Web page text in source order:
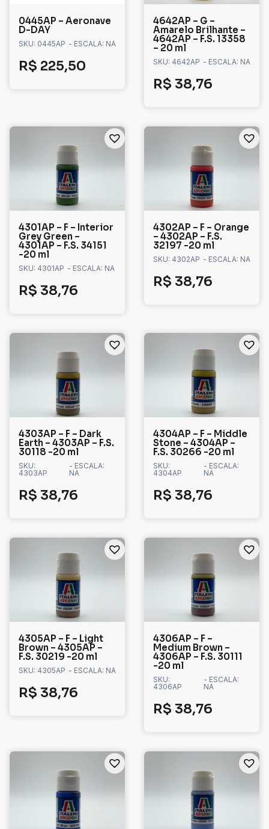
0445AP – Aeronave
D-DAY
SKU: 0445AP - ESCALA: NA
R$ 225,50
4642AP – G –
Amarelo Brilhante –
4642AP – F.S. 13358
– 20 ml
SKU: 4642AP - ESCALA: NA
R$ 38,76
4301AP – F – Interior
Grey Green –
4301AP – F.S. 34151
-20 ml
SKU: 4301AP - ESCALA: NA
R$ 38,76
4302AP – F – Orange
– 4302AP – F.S.
32197 -20 ml
SKU: 4302AP - ESCALA: NA
R$ 38,76
4303AP – F – Dark
Earth – 4303AP – F.S.
30118 -20 ml
SKU:
4303AP
- ESCALA:
NA
R$ 38,76
4304AP – F – Middle
Stone – 4304AP –
F.S. 30266 -20 ml
SKU:
4304AP
- ESCALA:
NA
R$ 38,76
4305AP – F – Light
Brown – 4305AP –
F.S. 30219 -20 ml
SKU: 4305AP - ESCALA: NA
R$ 38,76
4306AP – F –
Medium Brown –
4306AP – F.S. 30111
-20 ml
SKU:
4306AP
- ESCALA:
NA
R$ 38,76